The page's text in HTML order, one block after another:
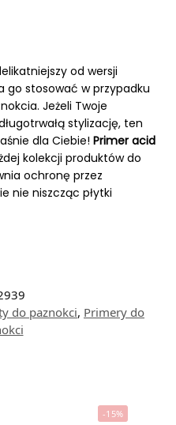
od wersji
go stosować w przypadku
Jeżeli Twoje
stylizację, ten
dla Ciebie! Primer acid
kolekcji produktów do
ochronę przez
nie niszcząc płytki
do paznokci, Primery do
-15%